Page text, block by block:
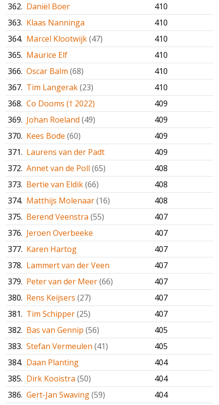
362. Daniël Boer
410
363. Klaas Nanninga
410
364. Marcel Klootwijk(47)
410
365. Maurice Elf
410
366. Oscar Balm (68)
410
367. Tim Langerak(23)
410
368. Co Dooms († 2022)
409
369. Johan Roeland (49)
409
370. Kees Bode (60)
409
371. Laurens van der Padt
409
372. Annet van de Poll (65)
408
373. Bertie van Eldik(66)
408
374. Matthijs Molenaar(16)
408
375. Berend Veenstra (55)
407
376. Jeroen Overbeeke
407
377. Karen Hartog
407
378. Lammert van der Veen
407
379. Peter van der Meer(66)
407
380. Rens Keijsers (27)
407
381. Tim Schipper(25)
407
382. Bas van Gennip (56)
405
383. Stefan Vermeulen (41)
405
384. Daan Planting
404
385. Dirk Kooistra (50)
404
386. Gert-Jan Swaving(59)
404